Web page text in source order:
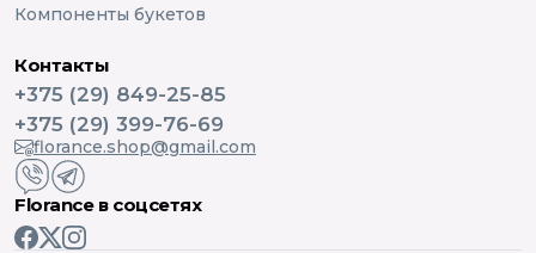
Компоненты букетов
Контакты
+375 (29) 849-25-85
+375 (29) 399-76-69
florance.shop@gmail.com
Florance в соцсетях